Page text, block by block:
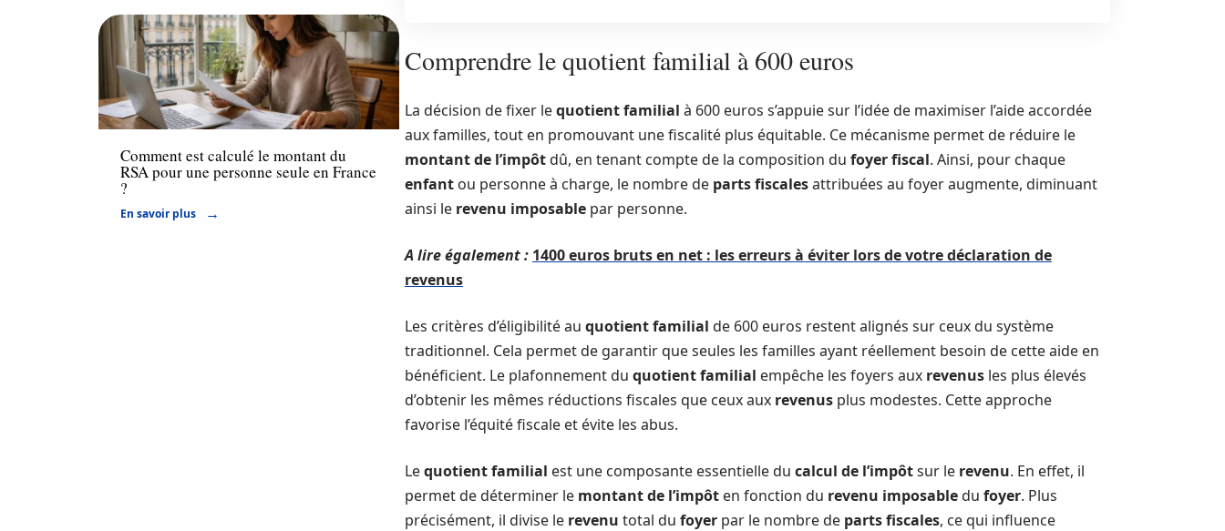
Finance
Comment est calculé le montant du
RSA pour une personne seule en France
?
En savoir plus
Comprendre le quotient familial à 600 euros
La décision de fixer lequotient familial à 600 euros s’appuie sur l’idée de maximiser l’aide accordée
aux familles, tout en promouvant une fiscalité plus équitable. Ce mécanisme permet de réduire le
montant de l’impôtdû, en tenant compte de la composition du foyer fiscal. Ainsi, pour chaque
enfant ou personne à charge, le nombre de parts fiscalesattribuées au foyer augmente, diminuant
ainsi le revenu imposable par personne.
A lire également : 1400 euros bruts en net : les erreurs à éviter lors de votre déclaration de
revenus
Les critères d’éligibilité au quotient familial de 600 euros restent alignés sur ceux du système
traditionnel. Cela permet de garantir que seules les familles ayant réellement besoin de cette aide en
bénéficient. Le plafonnement du quotient familial empêche les foyers aux revenus les plus élevés
d’obtenir les mêmes réductions fiscales que ceux aux revenus plus modestes. Cette approche
favorise l’équité fiscale et évite les abus.
Lequotient familial est une composante essentielle du calcul de l’impôtsur le revenu. En effet, il
permet de déterminer le montant de l’impôt en fonction du revenu imposabledu foyer. Plus
précisément, il divise le revenu total du foyer par le nombre de parts fiscales, ce qui influence